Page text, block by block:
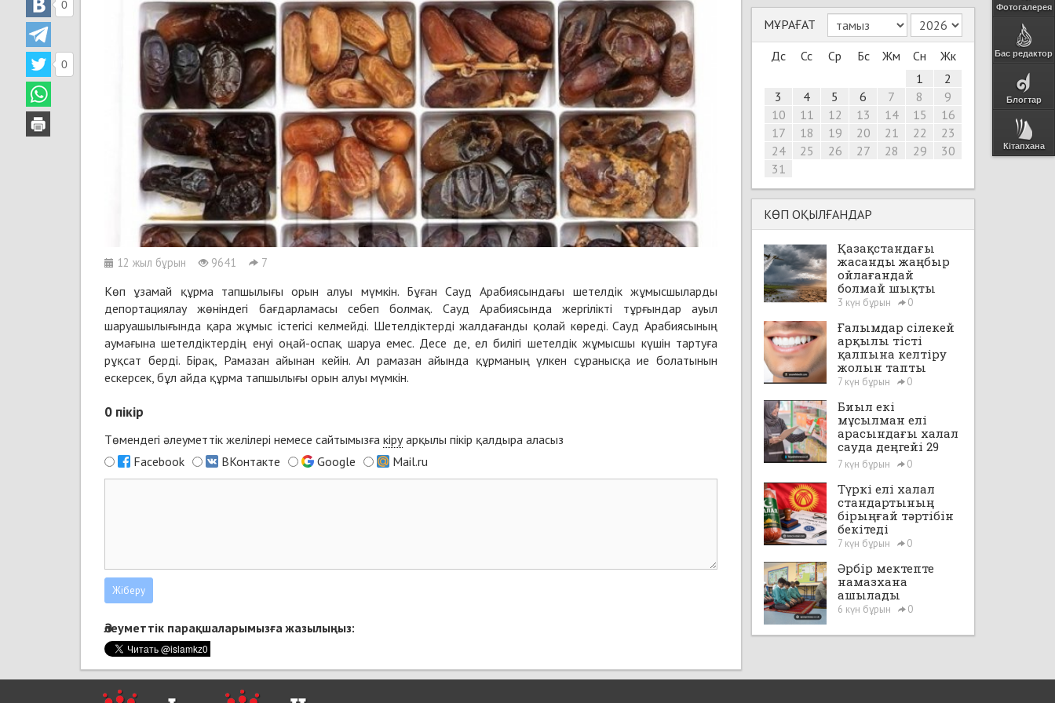
Фотогалерея
Бас редактор
Блогтар
Кітапхана
12 жыл бұрын 9641 7
0
0
Көп ұзамай құрма тапшылығы орын алуы мүмкін. Бұған Сауд Арабиясындағы шетелдік жұмысшыларды
депортациялау жөніндегі бағдарламасы себеп болмақ. Сауд Арабиясында жергілікті тұрғындар ауыл
шаруашылығында қара жұмыс істегісі келмейді. Шетелдіктерді жалдағанды қолай көреді. Сауд Арабиясының
аумағына шетелдіктердің енуі оңай-оспақ шаруа емес. Десе де, ел билігі шетелдік жұмысшы күшін тартуға
рұқсат берді. Бірақ, Рамазан айынан кейін. Ал рамазан айында құрманың үлкен сұранысқа ие болатынын
ескерсек, бұл айда құрма тапшылығы орын алуы мүмкін.
0 пікір
Төмендегі әлеуметтік желілері немесе сайтымызға кіруарқылы пікір қалдыра аласыз
Facebook
ВКонтакте Google Mail.ru
Әлеуметтік парақшаларымызға жазылыңыз:
МҰРАҒАТ
Дс
Сс Ср Бс Жм Сн
Жк
1
2
3
4 5 6 7 8
9
10
11 12 13 14 15
16
17
18 19 20 21 22
23
24
25 26 27 28 29
30
31
КӨП ОҚЫЛҒАНДАР
Қазақстандағы
жасанды жаңбыр
ойлағандай
болмай шықты
3 күн бұрын 0
Ғалымдар сілекей
арқылы тісті
қалпына келтіру
жолын тапты
7 күн бұрын 0
Биыл екі
мұсылман елі
арасындағы халал
сауда деңгейі 29
млрд доллардан
асады
7 күн бұрын 0
Түркі елі халал
стандартының
бірыңғай тәртібін
бекітеді
7 күн бұрын 0
Әрбір мектепте
намазхана
ашылады
6 күн бұрын 0